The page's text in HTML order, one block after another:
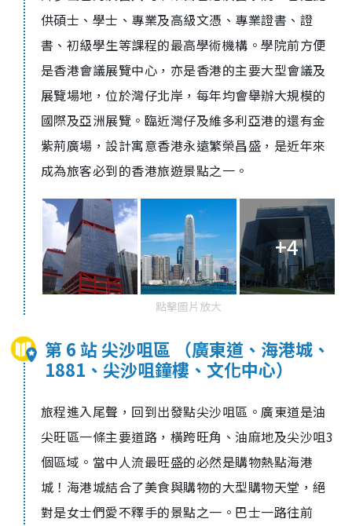
供碩士、學士、專業及高級文憑、專業證書、證
書、初級學生等課程的最高學術機構。學院前方便
是香港會議展覽中心，亦是香港的主要大型會議及
展覽場地，位於灣仔北岸，每年均會舉辦大規模的
國際及亞洲展覽。臨近灣仔及維多利亞港的還有金
紫荊廣場，設計寓意香港永遠繁榮昌盛，是近年來
成為旅客必到的香港旅遊景點之一。
+4
點擊圖片放大
第 6 站 尖沙咀區 （廣東道、海港城、
1881、尖沙咀鐘樓、文化中心）
旅程進入尾聲，回到出發點尖沙咀區。廣東道是油
尖旺區一條主要道路，橫跨旺角、油麻地及尖沙咀3
個區域。當中人流最旺盛的必然是購物熱點海港
城！海港城結合了美食與購物的大型購物天堂，絕
對是女士們愛不釋手的景點之一。巴士一路往前